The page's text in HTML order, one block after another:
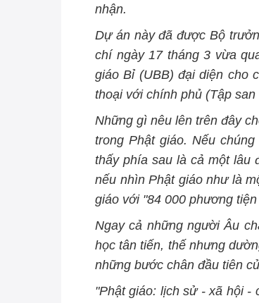
nhận.
Dự án này đã được Bộ
chí ngày 17 tháng 3 vừa
giáo Bỉ (UBB) đại diện cho
thoại với chính phủ (Tập
Những gì nêu lên trên đây
trong Phật giáo. Nếu
thấy phía sau là cả một lâu
nếu nhìn Phật giáo như là
giáo với "84 000 phương tiện
Ngay cả những người Âu
học tân tiến, thế nhưng
những bước chân đầu tiên
"Phật giáo: lịch sử - xã hội -